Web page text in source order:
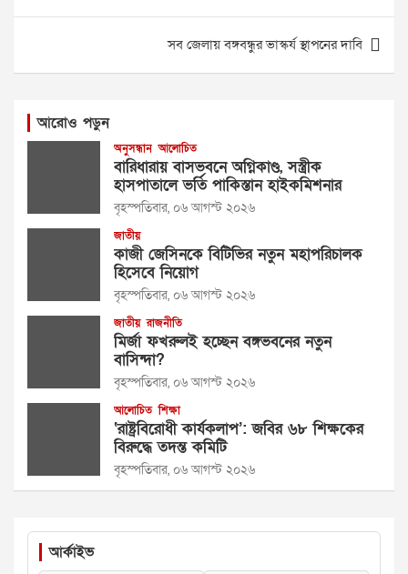
সব জেলায় বঙ্গবন্ধুর ভাস্কর্য স্থাপনের দাবি
আরোও পড়ুন
অনুসন্ধান আলোচিত
বারিধারায় বাসভবনে অগ্নিকাণ্ড, সস্ত্রীক
হাসপাতালে ভর্তি পাকিস্তান হাইকমিশনার
বৃহস্পতিবার, ০৬ আগস্ট ২০২৬
জাতীয়
কাজী জেসিনকে বিটিভির নতুন মহাপরিচালক
হিসেবে নিয়োগ
বৃহস্পতিবার, ০৬ আগস্ট ২০২৬
জাতীয় রাজনীতি
মির্জা ফখরুলই হচ্ছেন বঙ্গভবনের নতুন
বাসিন্দা?
বৃহস্পতিবার, ০৬ আগস্ট ২০২৬
আলোচিত শিক্ষা
‘রাষ্ট্রবিরোধী কার্যকলাপ’: জবির ৬৮ শিক্ষকের
বিরুদ্ধে তদন্ত কমিটি
বৃহস্পতিবার, ০৬ আগস্ট ২০২৬
আর্কাইভ